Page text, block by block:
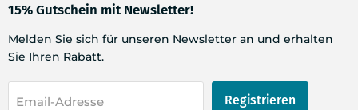
15% Gutschein mit Newsletter!
Melden Sie sich für unseren Newsletter an und erhalten
Sie Ihren Rabatt.
Email-Adresse Registrieren